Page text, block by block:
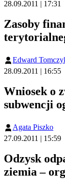
28.09.2011 | 17:31
Zasoby
Edward
28.09.2011 | 16:55
Wniosek o
subwencji
Agata Piszko
27.09.2011 | 15:59
Odzysk
ziemia –